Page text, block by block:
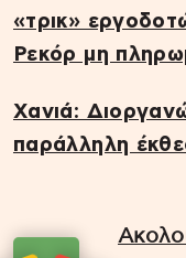
«τρικ»
Ρεκόρ μη
Χανιά:
παράλληλη